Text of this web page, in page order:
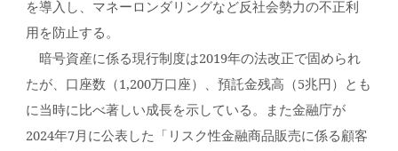
を導入し、マネーロンダリングなど反社会勢力の不正利
用を防止する。
暗号資産に係る現行制度は2019年の法改正で固められ
たが、口座数（1,200万口座）、預託金残高（5兆円）とも
に当時に比べ著しい成長を示している。また金融庁が
2024年7月に公表した「リスク性金融商品販売に係る顧客